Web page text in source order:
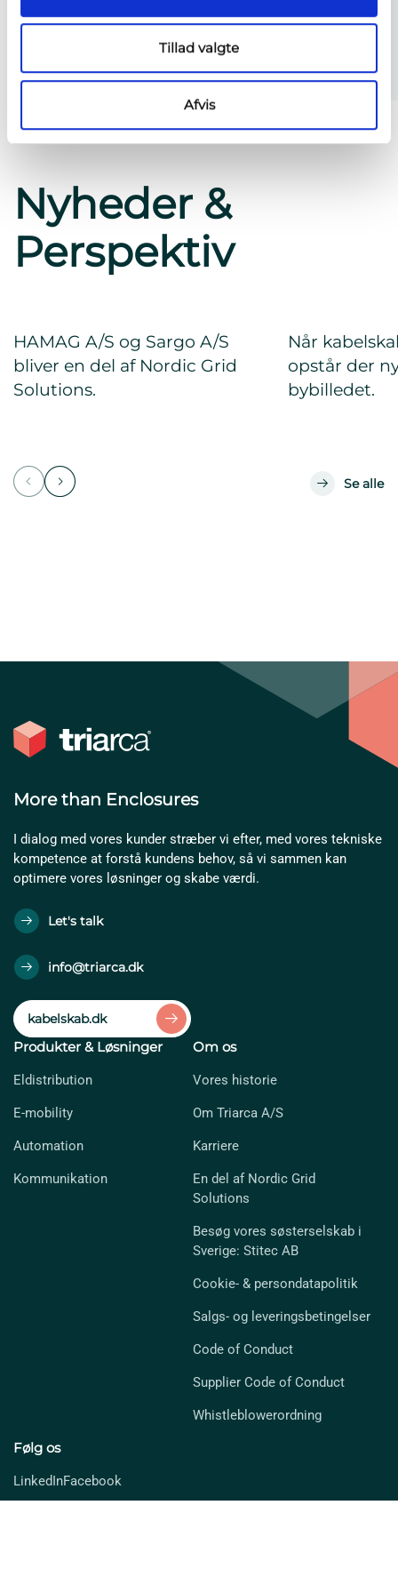
Tillad valgte
Afvis
Nyheder &
Perspektiv
HAMAG A/S og Sargo A/S
bliver en del af Nordic Grid
Solutions.
Når
opstår der
bybilledet.
Se alle
More than Enclosures
I dialog med vores kunder stræber vi efter, med vores tekniske
kompetence at forstå kundens behov, så vi sammen kan
optimere vores løsninger og skabe værdi.
Let's talk
info@triarca.dk
kabelskab.dk
Produkter & Løsninger
Eldistribution
E-mobility
Automation
Kommunikation
Om os
Vores historie
Om Triarca A/S
Karriere
En del af Nordic Grid
Solutions
Besøg vores søsterselskab i
Sverige: Stitec AB
Cookie- & persondatapolitik
Salgs- og leveringsbetingelser
Code of Conduct
Supplier Code of Conduct
Whistleblowerordning
Følg os
LinkedInFacebook